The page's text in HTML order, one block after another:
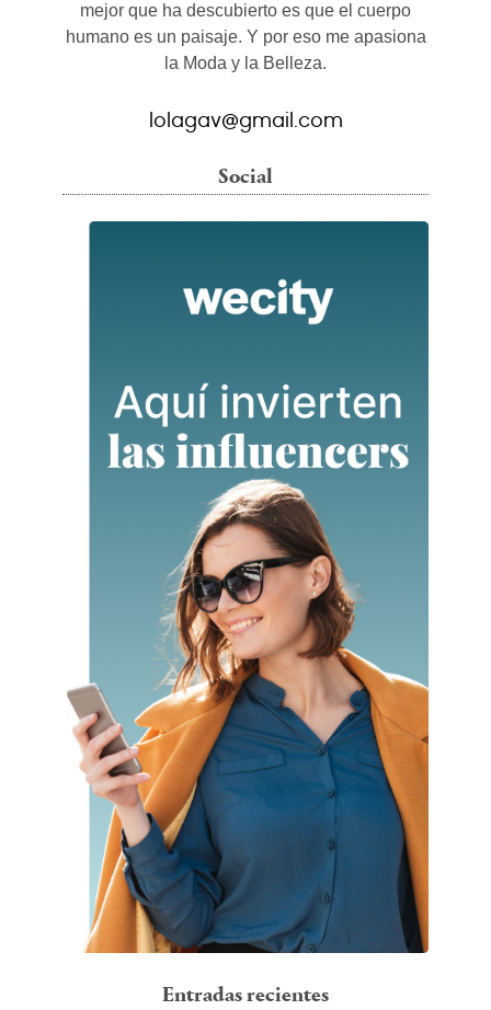
mejor que ha descubierto es que el cuerpo
humano es un paisaje. Y por eso me apasiona
la Moda y la Belleza.
lolagav@gmail.com
Social
Entradas recientes